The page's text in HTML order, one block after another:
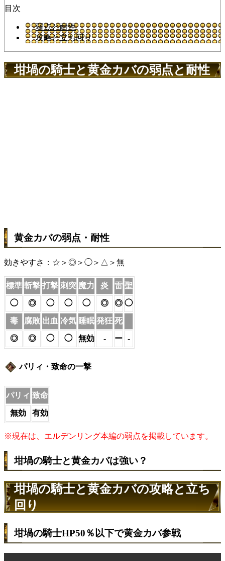
目次
弱点と耐性
攻略と立ち回り
坩堝の騎士と黄金カバの弱点と耐性
黄金カバの弱点・耐性
効きやすさ：☆＞◎＞◯＞△＞無
標準 斬撃 打撃 刺突 魔力 炎 雷 聖
◯ ◎ ◯ ◯ ◯ ◎ ◎ ◯
毒 腐敗 出血 冷気 睡眠 発狂 死
◎ ◎ ◯ ◯ 無効 - ー -
パリィ・致命の一撃
パリィ 致命
無効 有効
※現在は、エルデンリング本編の弱点を掲載しています。
坩堝の騎士と黄金カバは強い？
坩堝の騎士と黄金カバの攻略と立ち
回り
坩堝の騎士HP50％以下で黄金カバ参戦